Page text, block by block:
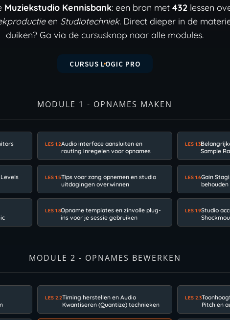
Muziekstudio Kennisbank: een bron met 432 lessen
en Studiotechniek. Direct dieper in de
duiken? Ga via de cursusknop naar alle modules.
CURSUS LOGIC PRO
MODULE 1 - OPNAMES MAKEN
LES 1.2Audio interface aansluiten en
routing inregelen voor opnames
LES 1.3
Sample
LES 1.5Tips voor zang opnemen en studio
uitdagingen overwinnen
LES 1.6Gain
LES 1.8Opname templates en zinvolle plug-
ins voor je sessie gebruiken
LES 1.9Studio
MODULE 2 - OPNAMES BEWERKEN
LES 2.2Timing herstellen en Audio
Kwantiseren (Quantize) technieken
LES 2.3
Pitch en